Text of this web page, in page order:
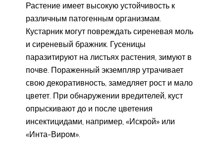
Растение имеет высокую устойчивость к
различным патогенным организмам.
Кустарник могут повреждать сиреневая моль
и сиреневый бражник. Гусеницы
паразитируют на листьях растения, зимуют в
почве. Пораженный экземпляр утрачивает
свою декоративность, замедляет рост и мало
цветет. При обнаружении вредителей, куст
опрыскивают до и после цветения
инсектицидами, например, «Искрой» или
«Инта-Виром».